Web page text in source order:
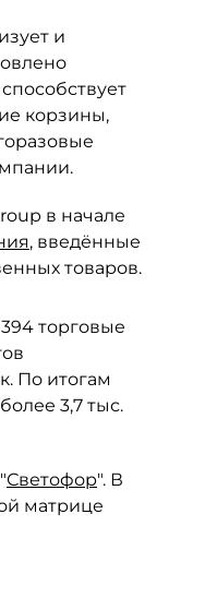
и
корзины,
в начале
, введённые
товаров.
торговые
По итогам
3,7 тыс.
Светофор". В
матрице